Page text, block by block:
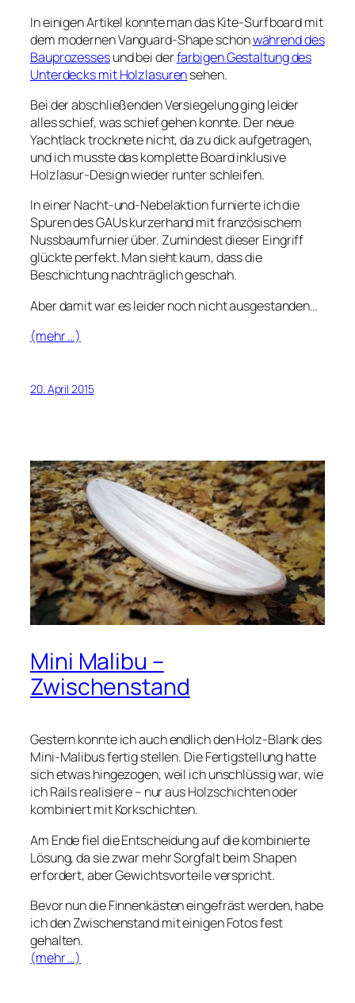
In einigen Artikel konnte man das Kite-Surfboard mit
dem modernen Vanguard-Shape schonwährend des
Bauprozessesund bei derfarbigen Gestaltung des
Unterdecks mit Holzlasurensehen.
Bei der abschließenden Versiegelung ging leider
alles schief, was schief gehen konnte. Der neue
Yachtlack trocknete nicht, da zu dick aufgetragen,
und ich musste das komplette Board inklusive
Holzlasur-Design wieder runter schleifen.
In einer Nacht-und-Nebelaktion furnierte ich die
Spuren des GAUs kurzerhand mit französischem
Nussbaumfurnier über. Zumindest dieser Eingriff
glückte perfekt. Man sieht kaum, dass die
Beschichtung nachträglich geschah.
Aber damit war es leider noch nicht ausgestanden…
(mehr …)
20. April 2015
Mini Malibu –
Zwischenstand
Gestern konnte ich auch endlich den Holz-Blank des
Mini-Malibus fertig stellen. Die Fertigstellung hatte
sich etwas hingezogen, weil ich unschlüssig war, wie
ich Rails realisiere – nur aus Holzschichten oder
kombiniert mit Korkschichten.
Am Ende fiel die Entscheidung auf die kombinierte
Lösung, da sie zwar mehr Sorgfalt beim Shapen
erfordert, aber Gewichtsvorteile verspricht.
Bevor nun die Finnenkästen eingefräst werden, habe
ich den Zwischenstand mit einigen Fotos fest
gehalten.
(mehr …)